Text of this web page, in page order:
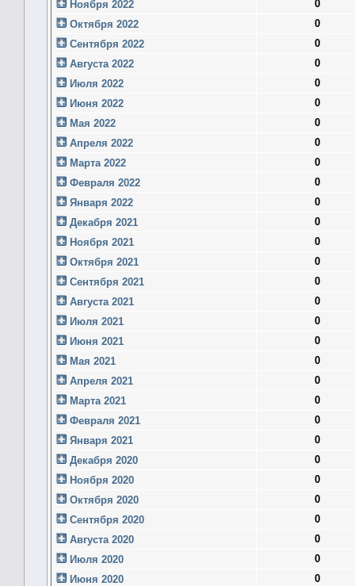
Ноября 2022
0
Октября 2022
0
Сентября 2022
0
Августа 2022
0
Июля 2022
0
Июня 2022
0
Мая 2022
0
Апреля 2022
0
Марта 2022
0
Февраля 2022
0
Января 2022
0
Декабря 2021
0
Ноября 2021
0
Октября 2021
0
Сентября 2021
0
Августа 2021
0
Июля 2021
0
Июня 2021
0
Мая 2021
0
Апреля 2021
0
Марта 2021
0
Февраля 2021
0
Января 2021
0
Декабря 2020
0
Ноября 2020
0
Октября 2020
0
Сентября 2020
0
Августа 2020
0
Июля 2020
0
Июня 2020
0